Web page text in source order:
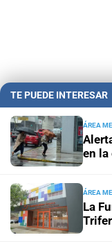
Campolitoral
Podcasts Mirador
TE PUEDE INTERESAR
ÁREA
en la
ÁREA
La